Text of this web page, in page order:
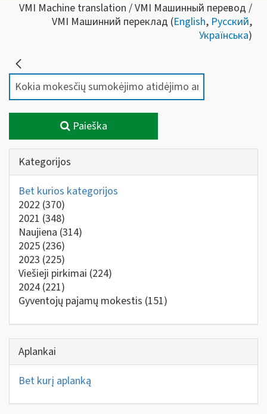
VMI Machine translation / VMI Машинный перевод /
VMI Машинний переклад (English, Русский,
Українська)
Paieška
Kategorijos
Bet kurios kategorijos
2022 (370)
2021 (348)
Naujiena (314)
2025 (236)
2023 (225)
Viešieji pirkimai (224)
2024 (221)
Gyventojų pajamų mokestis (151)
Aplankai
Bet kurį aplanką